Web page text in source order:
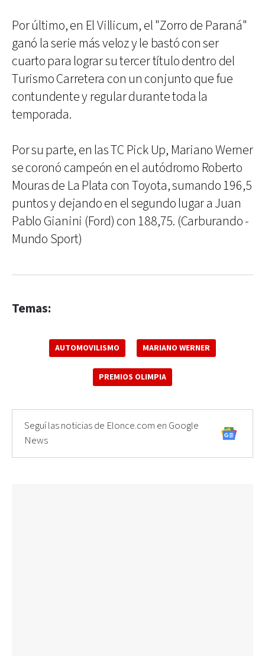
Por último, en El Villicum, el "Zorro de Paraná"
ganó la serie más veloz y le bastó con ser
cuarto para lograr su tercer título dentro del
Turismo Carretera con un conjunto que fue
contundente y regular durante toda la
temporada.
Por su parte, en las TC Pick Up, Mariano Werner
se coronó campeón en el autódromo Roberto
Mouras de La Plata con Toyota, sumando 196,5
puntos y dejando en el segundo lugar a Juan
Pablo Gianini (Ford) con 188,75. (Carburando -
Mundo Sport)
Temas:
AUTOMOVILISMO MARIANO WERNER
PREMIOS OLIMPIA
Seguí las noticias de Elonce.com en Google
News